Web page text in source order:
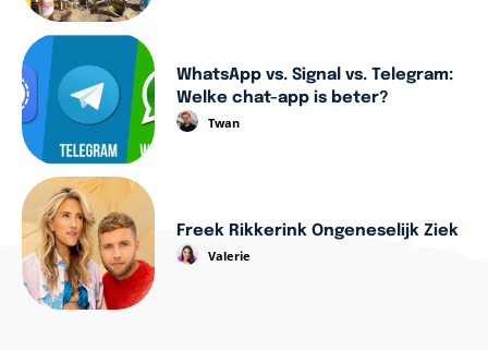
WhatsApp vs. Signal vs. Telegram:
Welke chat-app is beter?
Twan
Freek Rikkerink Ongeneselijk Ziek
Valerie